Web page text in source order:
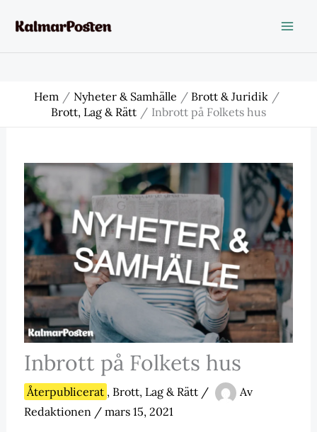
Hem Nyheter & Samhälle
Brott & Juridik
Brott, Lag & Rätt
Inbrott på Folkets hus
Inbrott på Folkets hus
Återpublicerat , Brott, Lag & Rätt/
Av
Redaktionen / mars 15, 2021